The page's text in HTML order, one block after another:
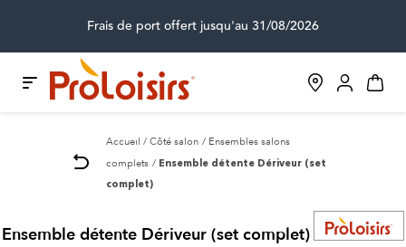
Frais de port offert jusqu'au 31/08/2026
Accueil Côté salon
Ensembles salons
complets
Ensemble détente Dériveur (set
complet)
Ensemble détente Dériveur (set complet)